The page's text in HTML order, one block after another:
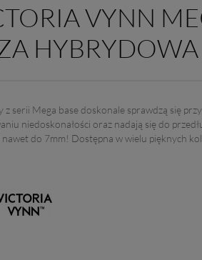
VYNN
z serii Mega base doskonale sprawdzą się przy
niedoskonałości oraz nadają się do
nawet do 7mm! Dostępna w wielu pięknych